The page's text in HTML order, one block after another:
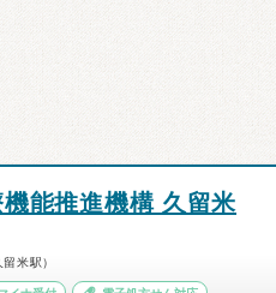
能推進機構 久留米
米駅）